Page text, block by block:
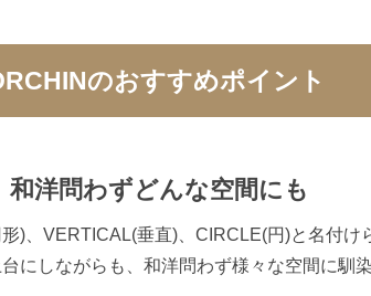
のおすすめポイント
和洋問わずどんな空間にも
)、VERTICAL(垂直)、CIRCLE(円)と名付け
にしながらも、和洋問わず様々な空間に馴染